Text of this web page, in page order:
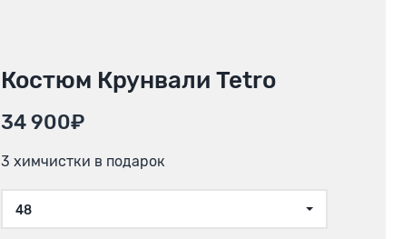
Костюм Крунвали Tetro
34 900₽
3 химчистки в подарок
48